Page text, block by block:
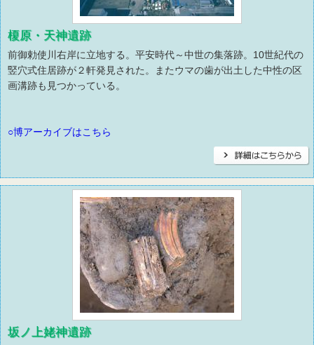
榎原・天神遺跡
前御勅使川右岸に立地する。平安時代～中世の集落跡。10世紀代の
竪穴式住居跡が２軒発見された。またウマの歯が出土した中性の区
画溝跡も見つかっている。
○博アーカイブはこちら
坂ノ上姥神遺跡